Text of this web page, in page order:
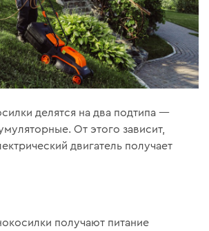
делятся на два подтипа —
От этого зависит,
двигатель получает
получают питание